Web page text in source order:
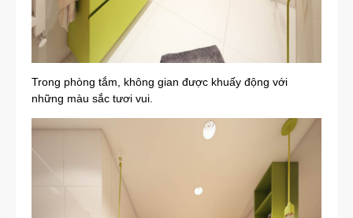
Trong phòng tắm, không gian được khuấy động với
những màu sắc tươi vui.